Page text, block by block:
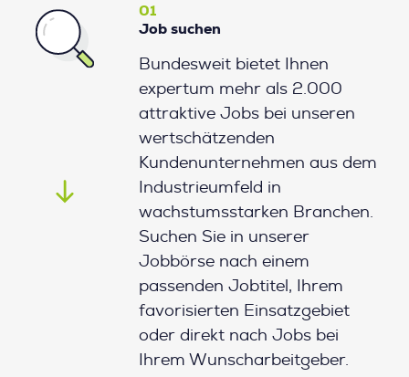
01
Job suchen
Bundesweit bietet Ihnen
expertum mehr als 2.000
attraktive Jobs bei unseren
wertschätzenden
Kundenunternehmen aus dem
Industrieumfeld in
wachstumsstarken Branchen.
Suchen Sie in unserer
Jobbörse nach einem
passenden Jobtitel, Ihrem
favorisierten Einsatzgebiet
oder direkt nach Jobs bei
Ihrem Wunscharbeitgeber.